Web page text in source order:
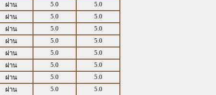
ผ่าน 5.0
5.0
ผ่าน 5.0
5.0
ผ่าน 5.0
5.0
ผ่าน 5.0
5.0
ผ่าน 5.0
5.0
ผ่าน 5.0
5.0
ผ่าน 5.0
5.0
ผ่าน 5.0 5.0